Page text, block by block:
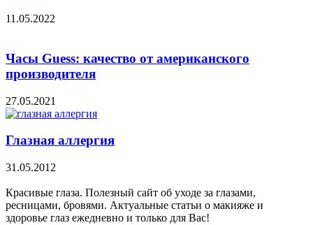
11.05.2022
Часы Guess: качество от американского
производителя
27.05.2021
Глазная аллергия
31.05.2012
Красивые глаза. Полезный сайт об уходе за глазами,
ресницами, бровями. Актуальные статьи о макияже и
здоровье глаз ежедневно и только для Вас!